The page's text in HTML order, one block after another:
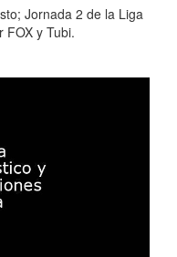
Jornada 2 de la Liga
FOX y Tubi.